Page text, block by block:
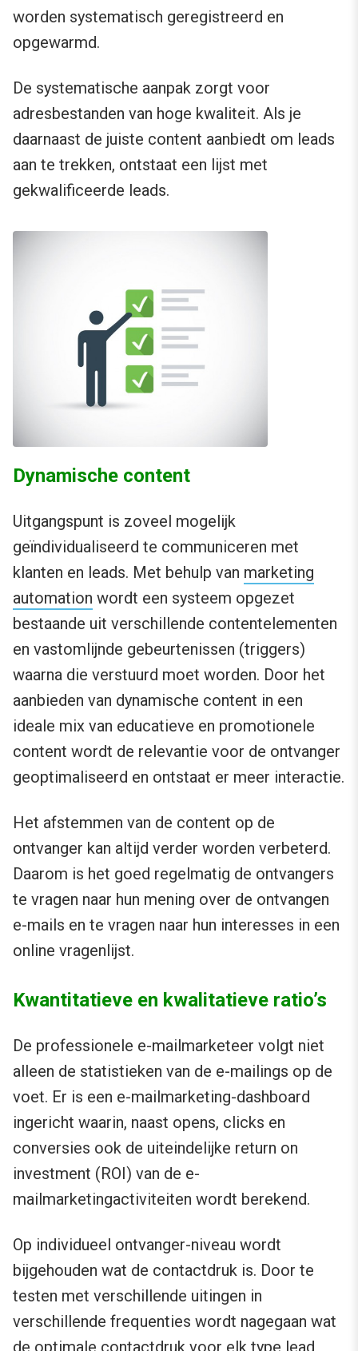
worden systematisch geregistreerd en
opgewarmd.
De systematische aanpak zorgt voor
adresbestanden van hoge kwaliteit. Als je
daarnaast de juiste content aanbiedt om leads
aan te trekken, ontstaat een lijst met
gekwalificeerde leads.
Dynamische content
Uitgangspunt is zoveel mogelijk
geïndividualiseerd te communiceren met
klanten en leads. Met behulp van marketing
automation wordt een systeem opgezet
bestaande uit verschillende contentelementen
en vastomlijnde gebeurtenissen (triggers)
waarna die verstuurd moet worden. Door het
aanbieden van dynamische content in een
ideale mix van educatieve en promotionele
content wordt de relevantie voor de ontvanger
geoptimaliseerd en ontstaat er meer interactie.
Het afstemmen van de content op de
ontvanger kan altijd verder worden verbeterd.
Daarom is het goed regelmatig de ontvangers
te vragen naar hun mening over de ontvangen
e-mails en te vragen naar hun interesses in een
online vragenlijst.
Kwantitatieve en kwalitatieve ratio’s
De professionele e-mailmarketeer volgt niet
alleen de statistieken van de e-mailings op de
voet. Er is een e-mailmarketing-dashboard
ingericht waarin, naast opens, clicks en
conversies ook de uiteindelijke return on
investment (ROI) van de e-
mailmarketingactiviteiten wordt berekend.
Op individueel ontvanger-niveau wordt
bijgehouden wat de contactdruk is. Door te
testen met verschillende uitingen in
verschillende frequenties wordt nagegaan wat